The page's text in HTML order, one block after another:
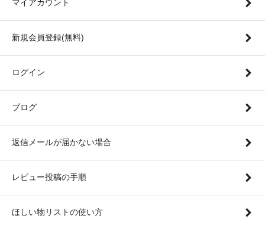
マイアカウント
新規会員登録(無料)
ログイン
ブログ
返信メールが届かない場合
レビュー投稿の手順
ほしい物リストの使い方